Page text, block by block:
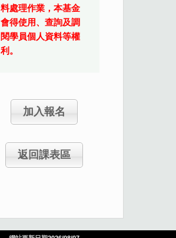
料處理作業，本基金
會得使用、查詢及調
閱學員個人資料等權
利。
加入報名
返回課表區